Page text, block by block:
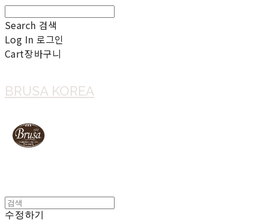
Search 검색
Log In 로그인
Cart장바구니
BRUSA KOREA
수정하기